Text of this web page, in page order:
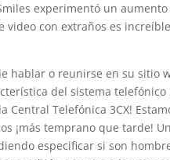
experimentó un
video con extraños es
hablar o reunirse en su sitio
del sistema
Central Telefónica 3CX!
¡más temprano que tarde!
especificar si son